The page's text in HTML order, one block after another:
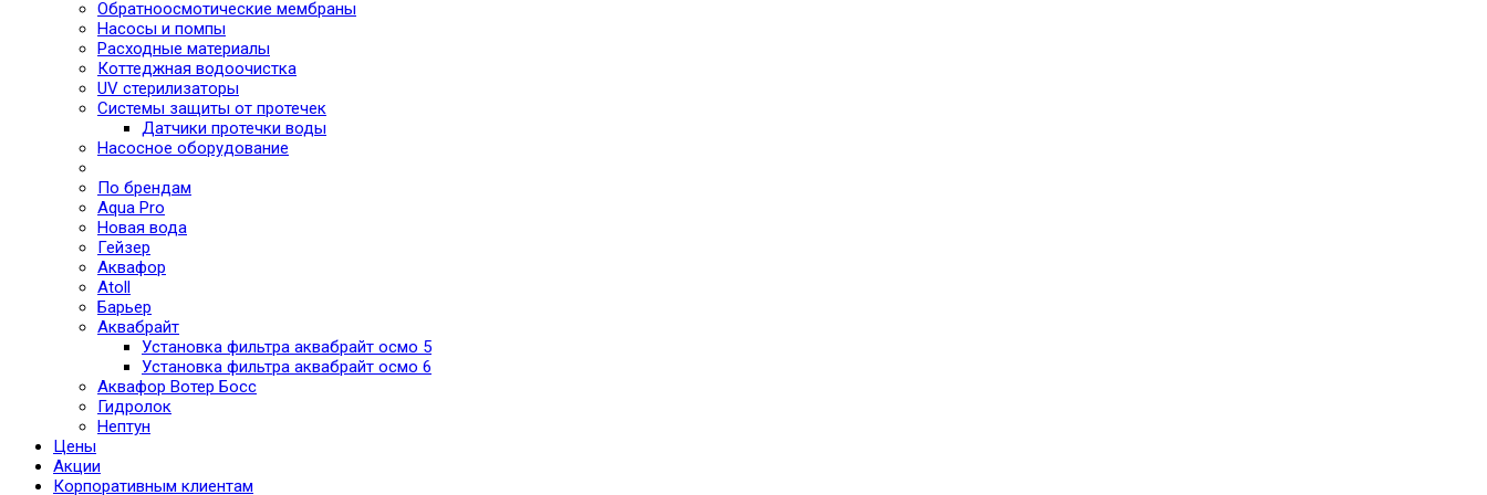
Обратноосмотические мембраны
Насосы и помпы
Расходные материалы
Коттеджная водоочистка
UV стерилизаторы
Системы защиты от протечек
Датчики протечки воды
Насосное оборудование
По брендам
Aqua Pro
Новая вода
Гейзер
Аквафор
Atoll
Барьер
Аквабрайт
Установка фильтра аквабрайт осмо 5
Установка фильтра аквабрайт осмо 6
Аквафор Вотер Босс
Гидролок
Нептун
Цены
Акции
Корпоративным клиентам